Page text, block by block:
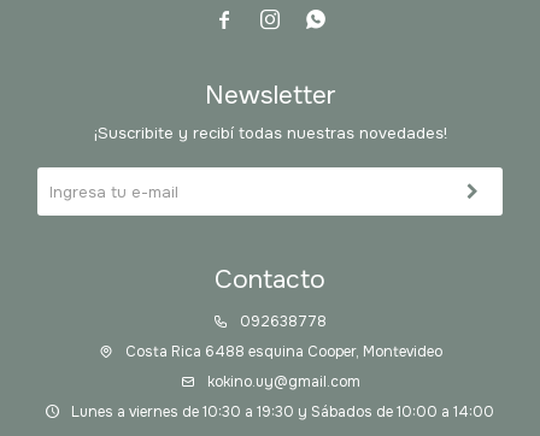
  
Contacto
092638778
Costa Rica 6488 esquina Cooper, Montevideo
kokino.uy@gmail.com
Lunes a viernes de 10:30 a 19:30 y Sábados de 10:00 a 14:00
Newsletter
¡Suscribite y recibí todas nuestras novedades!